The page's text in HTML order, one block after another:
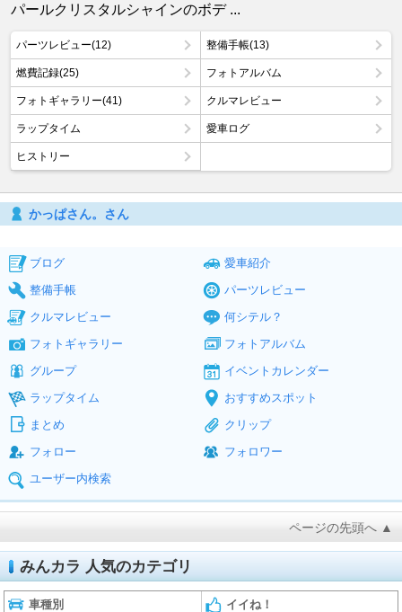
パールクリスタルシャインのボデ ...
パーツレビュー(12) 整備手帳(13)
燃費記録(25) フォトアルバム
フォトギャラリー(41) クルマレビュー
ラップタイム 愛車ログ
ヒストリー
かっぱさん。さん
ブログ
愛車紹介
整備手帳
パーツレビュー
クルマレビュー
何シテル？
フォトギャラリー
フォトアルバム
グループ
イベントカレンダー
ラップタイム
おすすめスポット
まとめ
クリップ
フォロー
フォロワー
ユーザー内検索
ページの先頭へ ▲
みんカラ 人気のカテゴリ
車種別 イイね！